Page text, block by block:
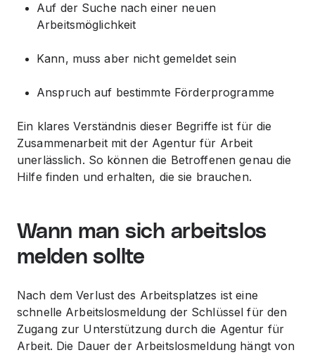
Auf der Suche nach einer neuen
Arbeitsmöglichkeit
Kann, muss aber nicht gemeldet sein
Anspruch auf bestimmte Förderprogramme
Ein klares Verständnis dieser Begriffe ist für die
Zusammenarbeit mit der Agentur für Arbeit
unerlässlich. So können die Betroffenen genau die
Hilfe finden und erhalten, die sie brauchen.
Wann man sich arbeitslos
melden sollte
Nach dem Verlust des Arbeitsplatzes ist eine
schnelle Arbeitslosmeldung der Schlüssel für den
Zugang zur Unterstützung durch die Agentur für
Arbeit. Die Dauer der Arbeitslosmeldung hängt von